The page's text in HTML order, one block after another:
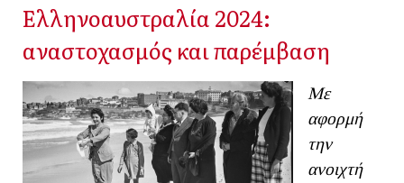
Ελληνοαυστραλία 2024:
αναστοχασμός και παρέμβαση
Με
αφορμή
την
ανοιχτή